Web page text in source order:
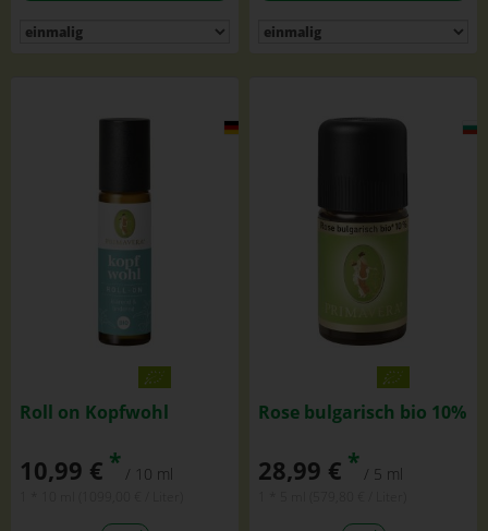
Roll on Kopfwohl
10,99 € * / 10 ml
Rose bulgarisch bio 10%
28,99 € * / 5 ml